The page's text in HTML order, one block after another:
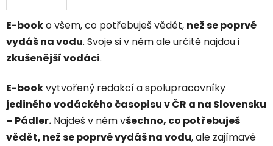
E-booko všem, co potřebuješ vědět, než se poprvé
vydáš na vodu. Svoje si v něm ale určitě najdou i
zkušenější vodáci.
E-bookvytvořený redakcí a spolupracovníky
jediného vodáckého časopisu v ČR a na Slovensku
– Pádler. Najdeš v něm všechno, co potřebuješ
vědět, než se poprvé vydáš na vodu, ale zajímavé